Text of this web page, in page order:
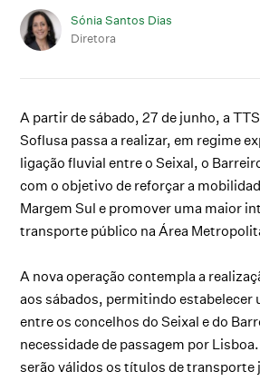
Sónia Santos Dias
Diretora
A partir de sábado, 27 de junho, a
Soflusa passa a realizar, em regime
ligação fluvial entre o Seixal, o
com o objetivo de reforçar a
Margem Sul e promover uma maior
transporte público na Área
A nova operação contempla a
aos sábados, permitindo estabelecer
entre os concelhos do Seixal e do
necessidade de passagem por
serão válidos os títulos de transporte